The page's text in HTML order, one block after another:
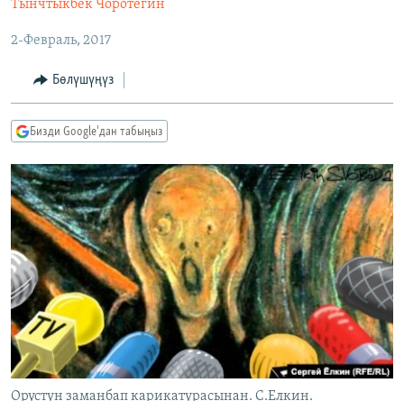
ЭКОНОМИКА
МАДАНИЯТ
БОРБОР АЗИЯ
АТАЙЫН ИЛИКТӨӨ
ТВ ПРОГРАММАЛАР
БҮГҮН АЗАТТЫКТА
БИЗ ЖАНА ДҮЙНӨ
ДАНИСТЕ
ЭЖЕ-СИҢДИЛЕР
АЗАТТЫК+
ЫҢГАЙСЫЗ СУРООЛОР
ПОДКАСТ
ӨЗГӨЧӨ ПИКИР
ОНЛАЙН ШЕРИНЕ
ЭЕ/АРнун бардык сайттары
Тынчтыкбек Чоротегин
2-Февраль, 2017
Бөлүшүңүз
Бизди Google'дан табыңыз
Орустун заманбап карикатурасынан. С.Елкин.